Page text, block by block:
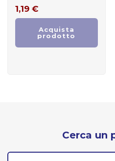
1,19 €
Acquista
prodotto
Cerca un
Cerca: